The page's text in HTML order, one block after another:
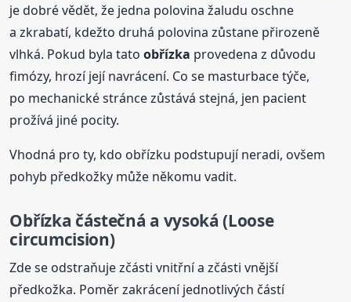
je dobré vědět, že jedna polovina žaludu oschne
a zkrabatí, kdežto druhá polovina zůstane přirozeně
vlhká. Pokud byla tatoobřízka provedena z důvodu
fimózy, hrozí její navrácení. Co se masturbace týče,
po mechanické stránce zůstává stejná, jen pacient
prožívá jiné pocity.
Vhodná pro ty, kdo obřízku podstupují neradi, ovšem
pohyb předkožky může někomu vadit.
Obřízka částečná a vysoká (Loose
circumcision)
Zde se odstraňuje zčásti vnitřní a zčásti vnější
předkožka. Poměr zakrácení jednotlivých částí